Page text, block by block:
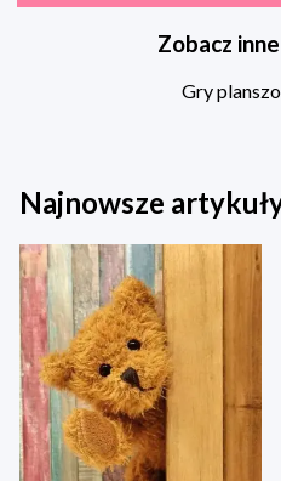
Zobacz
Gry
Najnowsze